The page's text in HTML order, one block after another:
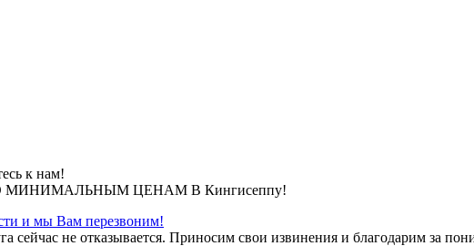
к нам!
ЦЕНАМ В Кингисеппу!
и мы Вам перезвоним!
сейчас не отказывается. Приносим свои извинения и благодарим за